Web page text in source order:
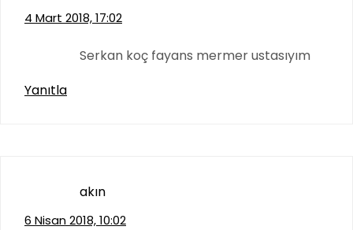
4 Mart 2018, 17:02
Serkan koç fayans mermer ustasıyım
Yanıtla
akın
6 Nisan 2018, 10:02